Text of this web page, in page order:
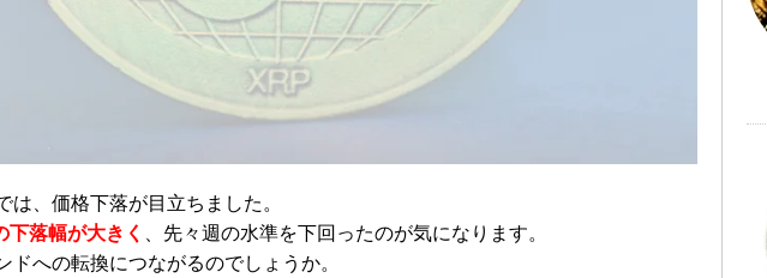
は、価格下落が目立ちました。
落幅が大きく
、先々週の水準を下回ったのが気になります。
ドへの転換につながるのでしょうか。